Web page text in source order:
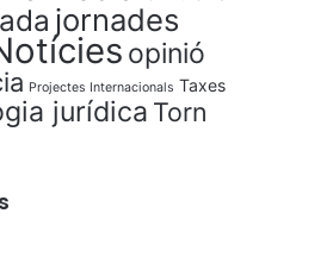
jornades
opinió
Projectes Internacionals Taxes
jurídica Torn